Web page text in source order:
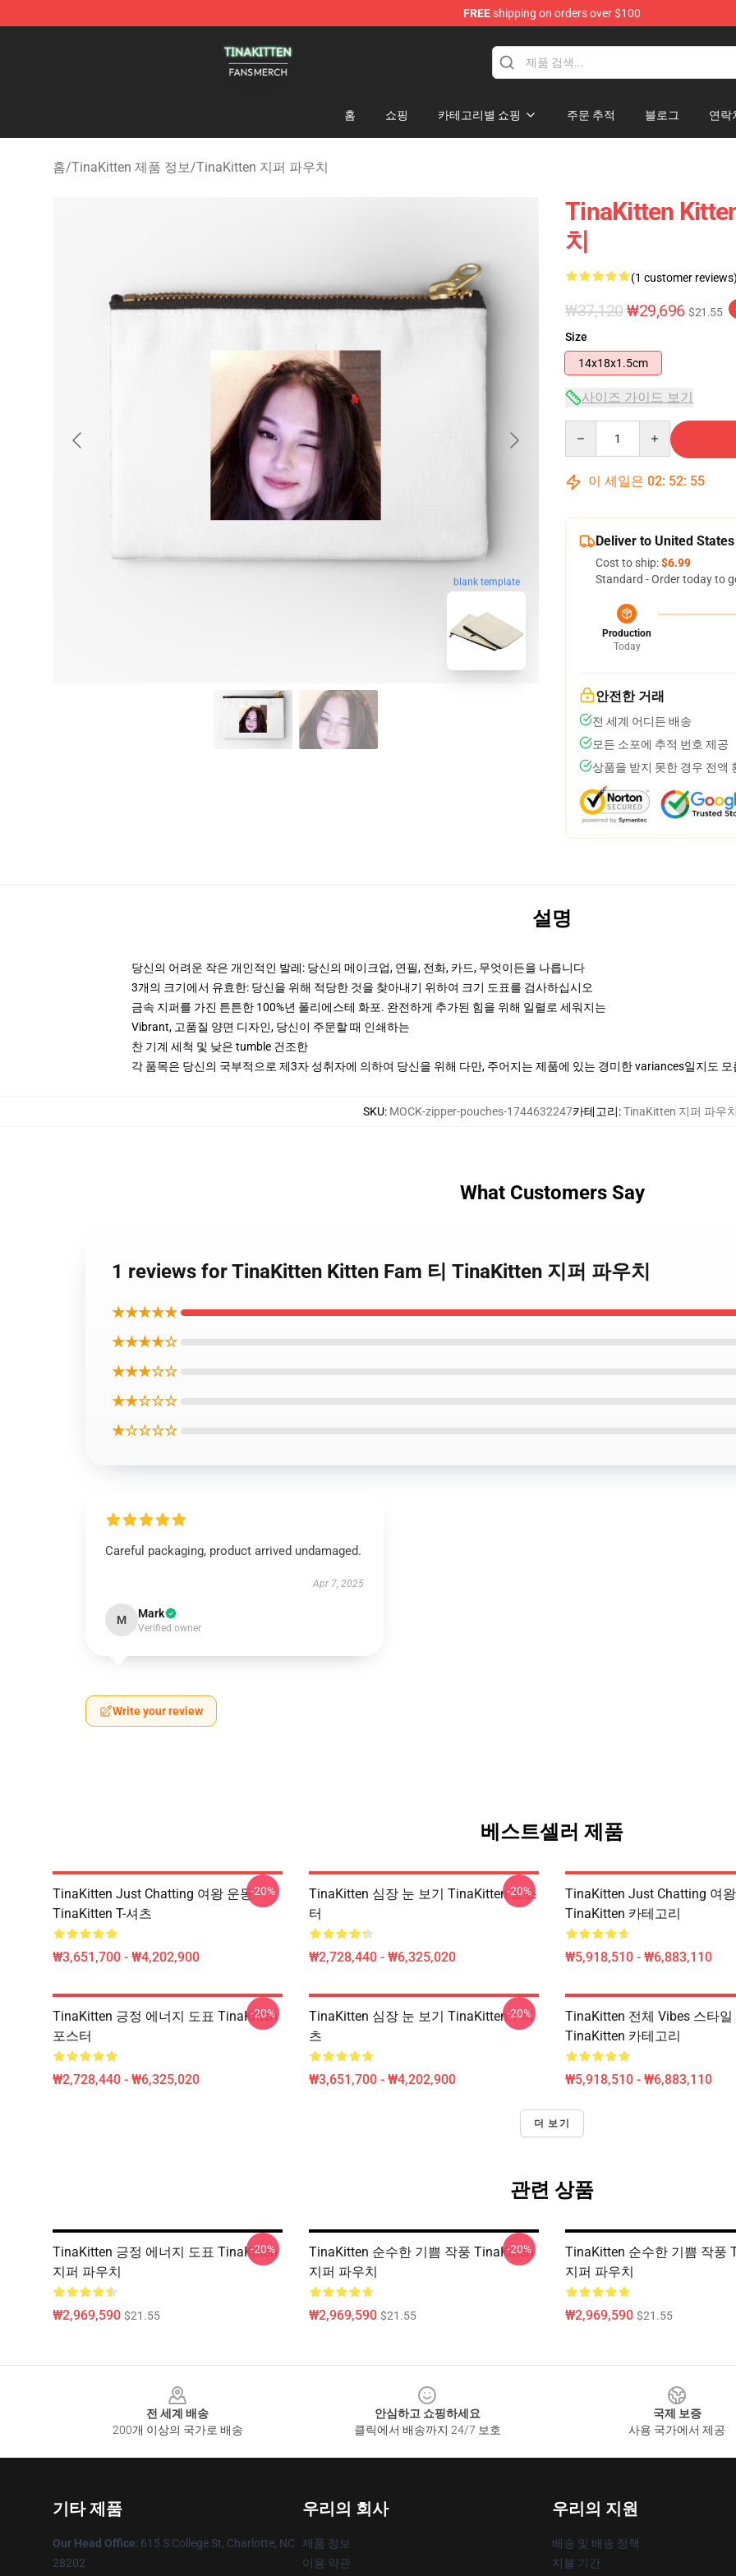
FREEshipping on orders over $100
홈 쇼핑 카테고리별 쇼핑 주문 추적 블로그 연락
홈/TinaKitten 제품 정보/TinaKitten 지퍼 파우치
blank template
TinaKitten
치
(1 customer reviews)
₩37,120₩29,696 $21.55
Size
14x18x1.5cm
사이즈 가이드 보기
이 세일은 02: 52: 54
Deliver to United States
Cost to ship:$6.99
Standard - Order today to
Production
Today
안전한 거래
전 세계 어디든 배송
모든 소포에 추적 번호 제공
상품을 받지 못한 경우 전액
설명
당신의 어려운 작은 개인적인 발레: 당신의 메이크업, 연필, 전화, 카드, 무엇이든을 나릅니다
3개의 크기에서 유효한: 당신을 위해 적당한 것을 찾아내기 위하여 크기 도표를 검사하십시오
금속 지퍼를 가진 튼튼한 100%년 폴리에스테 화포. 완전하게 추가된 힘을 위해 일렬로 세워지는
Vibrant, 고품질 양면 디자인, 당신이 주문할 때 인쇄하는
찬 기계 세척 및 낮은 tumble 건조한
각 품목은 당신의 국부적으로 제3자 성취자에 의하여 당신을 위해 다만, 주어지는 제품에 있는 경미한 variances일지도
SKU: MOCK-zipper-pouches-1744632247카테고리:TinaKitten 지퍼 파우치
What Customers Say
1 reviews for TinaKitten Kitten Fam 티 TinaKitten 지퍼 파우치
★★★★★
★★★★☆
★★★☆☆
★★☆☆☆
★☆☆☆☆
Careful packaging, product arrived undamaged.
Apr 7, 2025
M Mark
Verified owner
Write your review
베스트셀러 제품
TinaKitten Just Chatting 여왕 운동
TinaKitten T-셔츠
₩3,651,700 - ₩4,202,900
-20%
TinaKitten 심장 눈 보기 TinaKitten 포스
터
₩2,728,440 - ₩6,325,020
-20%
TinaKitten Just Chatting 여
TinaKitten 카테고리
₩5,918,510 - ₩6,883,110
TinaKitten 긍정 에너지 도표 TinaKitten
포스터
₩2,728,440 - ₩6,325,020
-20%
TinaKitten 심장 눈 보기 TinaKitten T-셔
츠
₩3,651,700 - ₩4,202,900
-20%
TinaKitten 전체 Vibes 스타일
TinaKitten 카테고리
₩5,918,510 - ₩6,883,110
더 보기
관련 상품
TinaKitten 긍정 에너지 도표 TinaKitten
지퍼 파우치
₩2,969,590 $21.55
-20%
TinaKitten 순수한 기쁨 작풍 TinaKitten
지퍼 파우치
₩2,969,590 $21.55
-20%
TinaKitten 순수한 기쁨 작풍
지퍼 파우치
₩2,969,590 $21.55
전 세계 배송
200개 이상의 국가로 배송
안심하고 쇼핑하세요
클릭에서 배송까지 24/7 보호
국제 보증
사용 국가에서 제공
기타 제품
Our Head Office: 615 S College St, Charlotte, NC
28202
우리의 회사
제품 정보
이용 약관
우리의 지원
배송 및 배송 정책
지불 기간